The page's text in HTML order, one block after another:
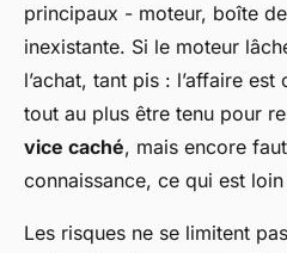
principaux - moteur, boîte
inexistante. Si le moteur
l’achat, tant pis : l’affaire
tout au plus être tenu pour
vice caché, mais encore
connaissance, ce qui est loin
Les risques ne se limitent